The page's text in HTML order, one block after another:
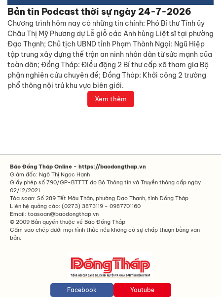
Bản tin Podcast thời sự ngày 24-7-2026
Chương trình hôm nay có những tin chính: Phó Bí thư Tỉnh ủy
Châu Thị Mỹ Phương dự Lễ giỗ các Anh hùng Liệt sĩ tại phường
Đạo Thạnh; Chủ tịch UBND tỉnh Phạm Thành Ngại: Ngũ Hiệp
tập trung xây dựng thế trận an ninh nhân dân từ sức mạnh của
toàn dân; Đồng Tháp: Điều động 2 Bí thư cấp xã tham gia Bộ
phận nghiên cứu chuyên đề; Đồng Tháp: Khởi công 2 trường
phổ thông nội trú khu vực biên giới.
Xem thêm
Báo Đồng Tháp Online - https://baodongthap.vn
Giám đốc: Ngô Thị Ngọc Hạnh
Giấy phép số 790/GP-BTTTT do Bộ Thông tin và Truyền thông cấp ngày
02/12/2021
Tòa soạn: Số 289 Tết Mậu Thân, phường Đạo Thạnh, tỉnh Đồng Tháp
Liên hệ quảng cáo: (0273) 3873119 - 0987701160
Email: toasoan@baodongthap.vn
© 2009 Bản quyền thuộc về Báo Đồng Tháp
Cấm sao chép dưới mọi hình thức nếu không có sự chấp thuận bằng văn
bản.
Facebook Youtube